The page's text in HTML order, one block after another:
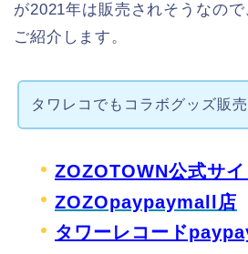
が2021年は販売されそうなの
ご紹介します。
タワレコでもコラボグッズ販売
ZOZOTOWN公式サイ
ZOZOpaypaymall店
タワーレコード